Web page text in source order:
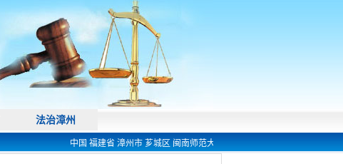
法治漳州
中国 福建省 漳州市 芗城区 闽南师范大学 法学院 欢迎您! 电话 0596-